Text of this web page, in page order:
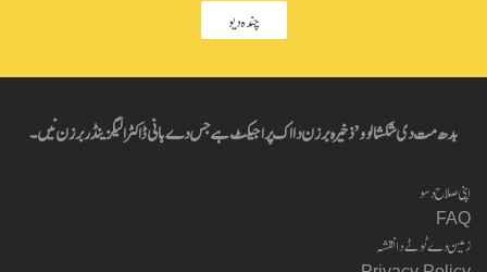
چندہ دیو
بدھ مت دی شکشا لوو’ ذخیرہ برزن دا اک پراجیکٹ ہے جس دے بانی ڈاکٹر الیگزینڈر برزن نیں۔
اپنی صلاح دسو
FAQ
زمین دے ٹوٹے دا نقشہ